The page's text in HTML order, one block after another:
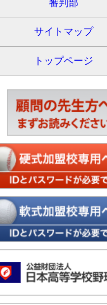
〒460-0008
名古屋市中区栄1-3-3
（朝日会館2階）
TEL：052-212-1625
FAX：052-203-8228
High School Baseball Federation
All rights reserved.